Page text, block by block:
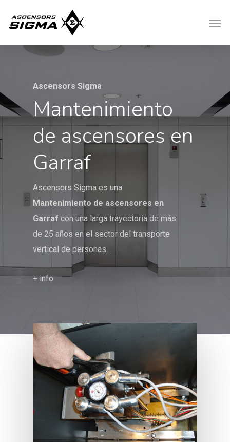
Ascensors Sigma
Mantenimiento
de ascensores en
Garraf
Ascensors Sigma es una
Mantenimiento de ascensores en
Garraf con una larga trayectoria de más
de 25 años en el sector del transporte
vertical de personas.
+ info